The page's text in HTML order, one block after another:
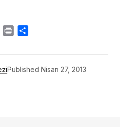
Email Print
Published Nisan 27, 2013